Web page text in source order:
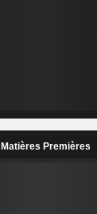
Matières Premières